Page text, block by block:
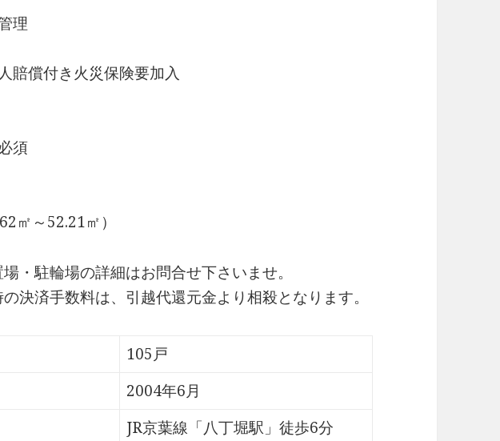
理
付き火災保険要加入
須
㎡～52.21㎡）
・駐輪場の詳細はお問合せ下さいませ。
決済手数料は、引越代還元金より相殺となります。
105戸
2004年6月
JR京葉線「八丁堀駅」徒歩6分